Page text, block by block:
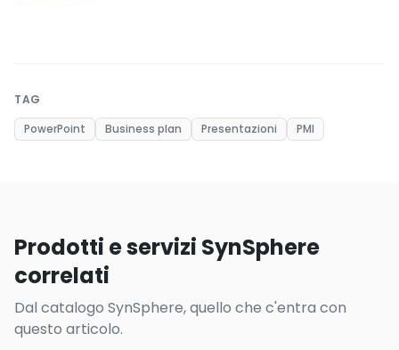
TAG
PowerPoint
Business plan Presentazioni PMI
Prodotti e servizi SynSphere
correlati
Dal catalogo SynSphere, quello che c'entra con
questo articolo.